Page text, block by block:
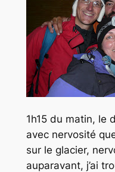
1h15 du matin, le
avec nervosité
sur le glacier,
auparavant, j’ai